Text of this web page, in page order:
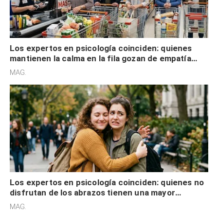
Los expertos en psicología coinciden: quienes
mantienen la calma en la fila gozan de empatía
cognitiva, gratitud y no solo tienen autocontrol
MAG.
Los expertos en psicología coinciden: quienes no
disfrutan de los abrazos tienen una mayor
sensibilidad a los estímulos físicos y no es por
MAG.